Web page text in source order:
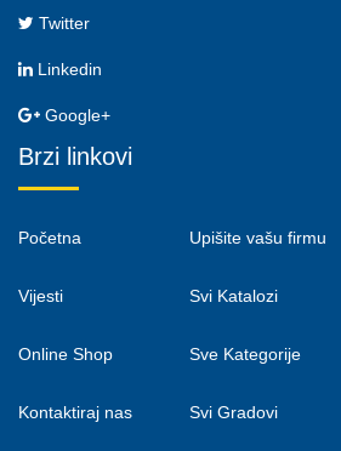
Twitter
Linkedin
Google+
Brzi linkovi
Početna
Vijesti
Online Shop
Kontaktiraj nas
Upišite vašu firmu
Svi Katalozi
Sve Kategorije
Svi Gradovi